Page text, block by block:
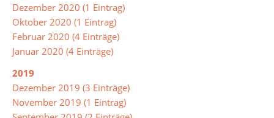
Vertrauenslehrer/in
Förderverein
So
arbeiten
wir
Dezember 2020 (1 Eintrag)
Oktober 2020 (1 Eintrag)
Februar 2020 (4 Einträge)
Januar 2020 (4 Einträge)
2019
Dezember 2019 (3 Einträge)
November 2019 (1 Eintrag)